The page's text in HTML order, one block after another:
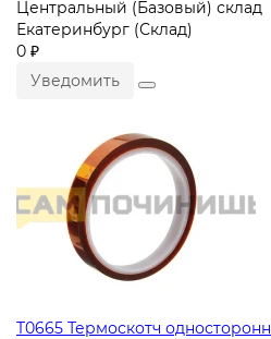
Центральный (Базовый) склад
Екатеринбург (Склад)
0 ₽
Уведомить
T0665 Термоскотч